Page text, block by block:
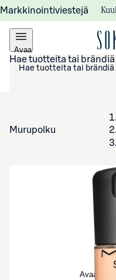
Markkinointiviestejä
Avaa
valikko
Hae tuotteita tai brändiä
Murupolku
Avaa